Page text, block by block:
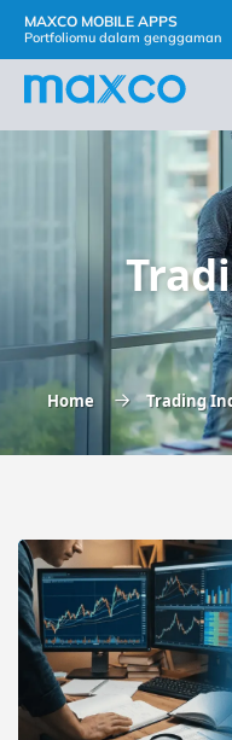
MAXCO MOBILE APPS
Portfoliomu dalam genggaman
Home Trading